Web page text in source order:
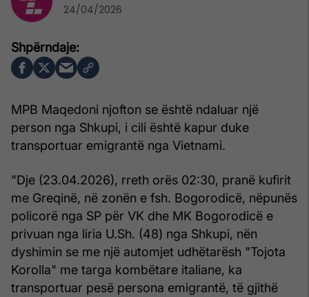
MPB Maqedoni njofton se është ndaluar një
person nga Shkupi, i cili është kapur duke
transportuar emigrantë nga Vietnami.
"Dje (23.04.2026), rreth orës 02:30, pranë kufirit
me Greqinë, në zonën e fsh. Bogorodicë, nëpunës
policorë nga SP për VK dhe MK Bogorodicë e
privuan nga liria U.Sh. (48) nga Shkupi, nën
dyshimin se me një automjet udhëtarësh "Tojota
Korolla" me targa kombëtare italiane, ka
transportuar pesë persona emigrantë, të gjithë
24/04/2026